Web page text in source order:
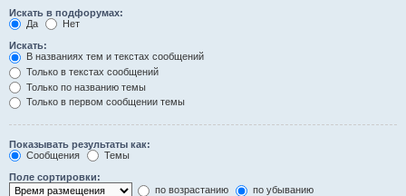
Искать в подфорумах:
Да
Нет
Искать:
В названиях тем и текстах сообщений
Только в текстах сообщений
Только по названию темы
Только в первом сообщении темы
Показывать результаты как:
Сообщения
Темы
Поле сортировки:
по возрастанию
по убыванию